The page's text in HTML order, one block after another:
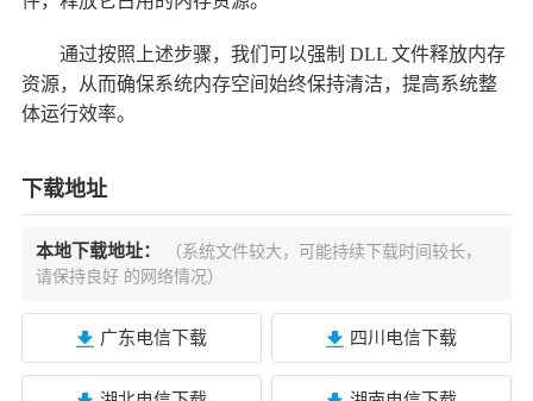
通过按照上述步骤，我们可以强制 DLL 文件释放内存
资源，从而确保系统内存空间始终保持清洁，提高系统整
体运行效率。
下载地址
本地下载地址：
（系统文件较大，可能持续下载时间较长，
请保持良好 的网络情况）
广东电信下载 四川电信下载